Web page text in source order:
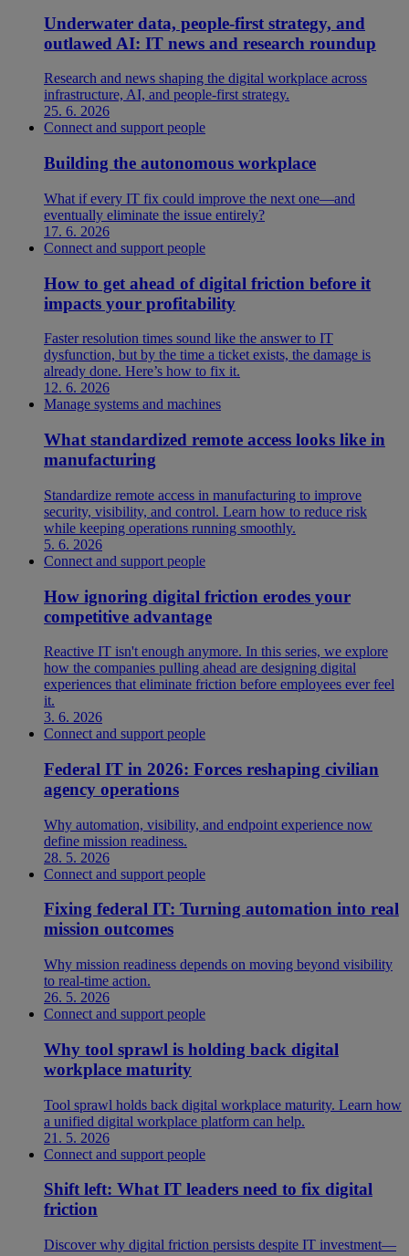
Underwater data, people-first strategy, and
outlawed AI: IT news and research roundup
Research and news shaping the digital workplace across
infrastructure, AI, and people-first strategy.
25. 6. 2026
Connect and support people
Building the autonomous workplace
What if every IT fix could improve the next one—and
eventually eliminate the issue entirely?
17. 6. 2026
Connect and support people
How to get ahead of digital friction before it
impacts your profitability
Faster resolution times sound like the answer to IT
dysfunction, but by the time a ticket exists, the damage is
already done. Here’s how to fix it.
12. 6. 2026
Manage systems and machines
What standardized remote access looks like in
manufacturing
Standardize remote access in manufacturing to improve
security, visibility, and control. Learn how to reduce risk
while keeping operations running smoothly.
5. 6. 2026
Connect and support people
How ignoring digital friction erodes your
competitive advantage
Reactive IT isn't enough anymore. In this series, we explore
how the companies pulling ahead are designing digital
experiences that eliminate friction before employees ever feel
it.
3. 6. 2026
Connect and support people
Federal IT in 2026: Forces reshaping civilian
agency operations
Why automation, visibility, and endpoint experience now
define mission readiness.
28. 5. 2026
Connect and support people
Fixing federal IT: Turning automation into real
mission outcomes
Why mission readiness depends on moving beyond visibility
to real-time action.
26. 5. 2026
Connect and support people
Why tool sprawl is holding back digital
workplace maturity
Tool sprawl holds back digital workplace maturity. Learn how
a unified digital workplace platform can help.
21. 5. 2026
Connect and support people
Shift left: What IT leaders need to fix digital
friction
Discover why digital friction persists despite IT investment—